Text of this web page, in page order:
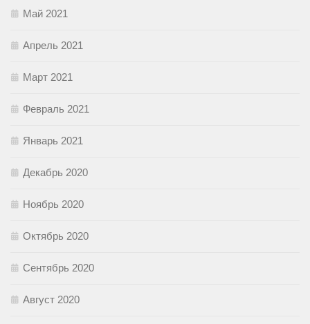
Май 2021
Апрель 2021
Март 2021
Февраль 2021
Январь 2021
Декабрь 2020
Ноябрь 2020
Октябрь 2020
Сентябрь 2020
Август 2020